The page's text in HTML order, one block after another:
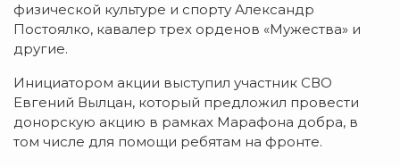
физической культуре и спорту Александр
Постоялко, кавалер трех орденов «Мужества» и
другие.
Инициатором акции выступил участник СВО
Евгений Вылцан, который предложил провести
донорскую акцию в рамках Марафона добра, в
том числе для помощи ребятам на фронте.